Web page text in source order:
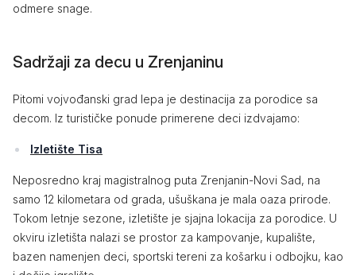
odmere snage.
Sadržaji za decu u Zrenjaninu
Pitomi vojvođanski grad lepa je destinacija za porodice sa
decom. Iz turističke ponude primerene deci izdvajamo:
Izletište Tisa
Neposredno kraj magistralnog puta Zrenjanin-Novi Sad, na
samo 12 kilometara od grada, ušuškana je mala oaza prirode.
Tokom letnje sezone, izletište je sjajna lokacija za porodice. U
okviru izletišta nalazi se prostor za kampovanje, kupalište,
bazen namenjen deci, sportski tereni za košarku i odbojku, kao